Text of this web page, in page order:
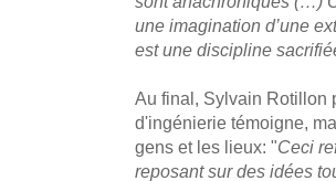
une imagination d’une
est une discipline
Au final, Sylvain Rotillon
d'ingénierie témoigne,
gens et les lieux: "Ceci
reposant sur des idées